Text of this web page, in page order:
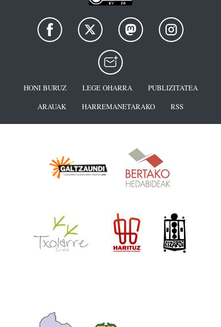
HONI BURUZ LEGE OHARRA
PUBLIZITATEA
ARAUAK
HARREMANETARAKO RSS